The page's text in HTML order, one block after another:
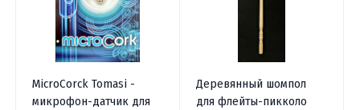
MicroCorck Tomasi -
микрофон-датчик для
Деревянный шомпол
для флейты-пикколо